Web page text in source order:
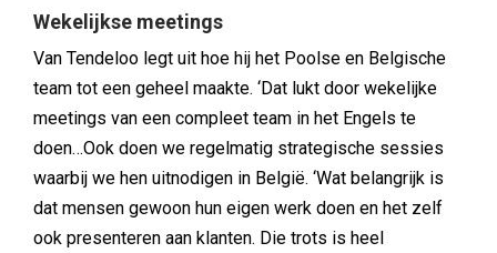
Wekelijkse meetings
Van Tendeloo legt uit hoe hij het Poolse en Belgische
team tot een geheel maakte. ‘Dat lukt door wekelijke
meetings van een compleet team in het Engels te
doen…Ook doen we regelmatig strategische sessies
waarbij we hen uitnodigen in België. ‘Wat belangrijk is
dat mensen gewoon hun eigen werk doen en het zelf
ook presenteren aan klanten. Die trots is heel